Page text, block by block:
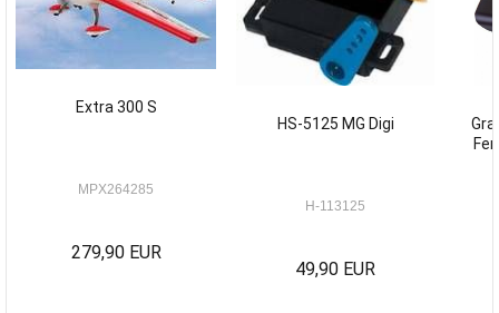
Extra 300 S
MPX264285
279,90 EUR
HS-5125 MG Digi
H-113125
49,90 EUR